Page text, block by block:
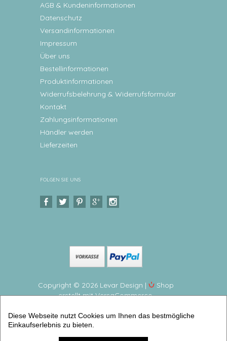
AGB & Kundeninformationen
Datenschutz
Versandinformationen
Impressum
Über uns
Bestellinformationen
Produktinformationen
Widerrufsbelehrung & Widerrufsformular
Kontakt
Zahlungsinformationen
Händler werden
Lieferzeiten
FOLGEN SIE UNS
Copyright © 2026 Levar Design |
Shop
erstellt mit VersaCommerce.
Personalisiertes Geschenk zur Geburt oder Taufe für
Babys (schutzengel Namensbilder) | Artikelnummer:
druckanna
Diese Webseite nutzt Cookies um Ihnen das bestmögliche
Einkaufserlebnis zu bieten.